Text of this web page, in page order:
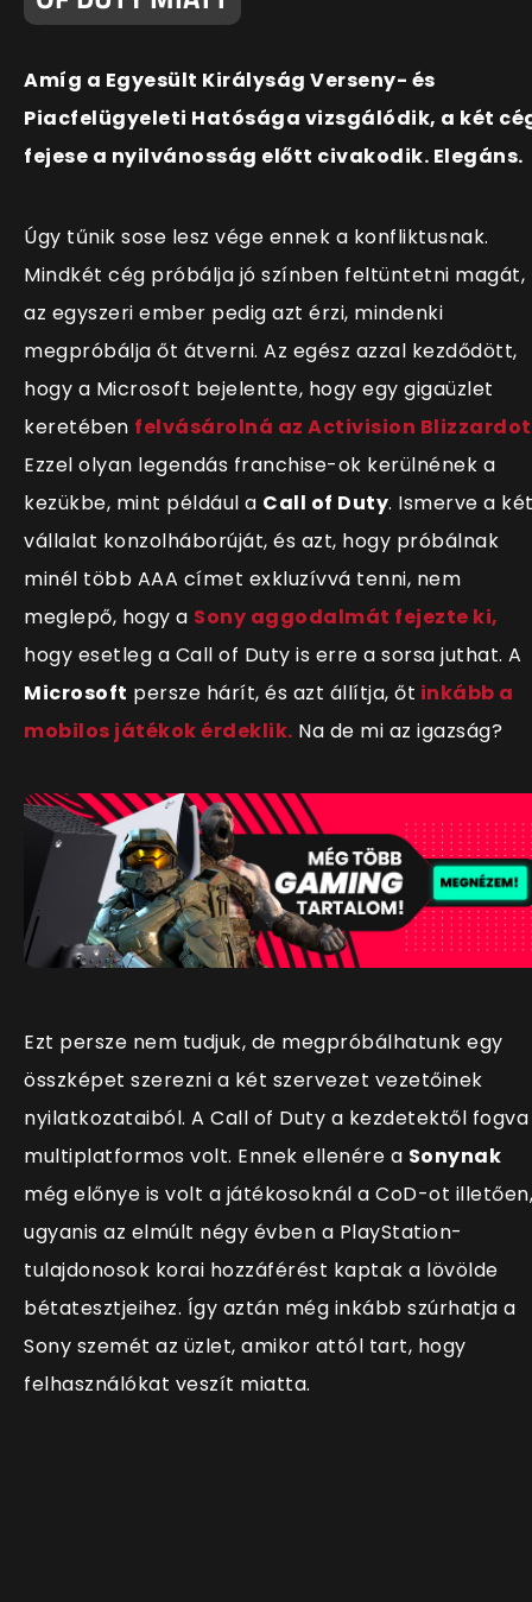
Amíg a Egyesült Királyság Verseny- és
Piacfelügyeleti Hatósága vizsgálódik, a két
fejese a nyilvánosság előtt civakodik. Elegáns.
Úgy tűnik sose lesz vége ennek a konfliktusnak.
Mindkét cég próbálja jó színben feltüntetni magát,
az egyszeri ember pedig azt érzi, mindenki
megpróbálja őt átverni. Az egész azzal kezdődött,
hogy a Microsoft bejelentte, hogy egy gigaüzlet
keretében felvásárolná az Activision Blizzardot
Ezzel olyan legendás franchise-ok kerülnének a
kezükbe, mint például a Call of Duty. Ismerve a
vállalat konzolháborúját, és azt, hogy próbálnak
minél több AAA címet exkluzívvá tenni, nem
meglepő, hogy a Sony aggodalmát fejezte ki,
hogy esetleg a Call of Duty is erre a sorsa juthat. A
Microsoft persze hárít, és azt állítja, őt inkább a
mobilos játékok érdeklik. Na de mi az igazság?
Ezt persze nem tudjuk, de megpróbálhatunk egy
összképet szerezni a két szervezet vezetőinek
nyilatkozataiból. A Call of Duty a kezdetektől fogva
multiplatformos volt. Ennek ellenére a Sonynak
még előnye is volt a játékosoknál a CoD-ot illetően,
ugyanis az elmúlt négy évben a PlayStation-
tulajdonosok korai hozzáférést kaptak a lövölde
bétatesztjeihez. Így aztán még inkább szúrhatja a
Sony szemét az üzlet, amikor attól tart, hogy
felhasználókat veszít miatta.